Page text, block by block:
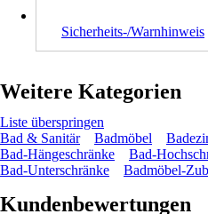
Sicherheits-/Warnhinweis
Weitere Kategorien
Liste überspringen
Bad & Sanitär
Badmöbel
Bad-Hängeschränke
Bad-
Bad-Unterschränke
Badmöbel-
Kundenbewertungen